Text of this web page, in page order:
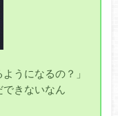
うになるの？」
できないなん